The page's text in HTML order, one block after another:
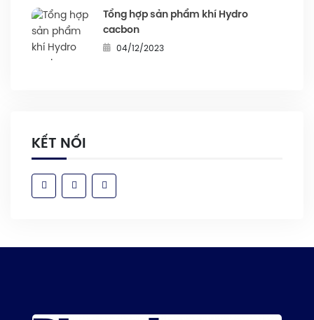
Tổng hợp sản phẩm khí Hydro
cacbon
04/12/2023
KẾT NỐI